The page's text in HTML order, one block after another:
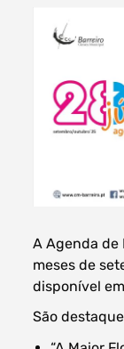
data
A Agenda
meses de
disponível
São